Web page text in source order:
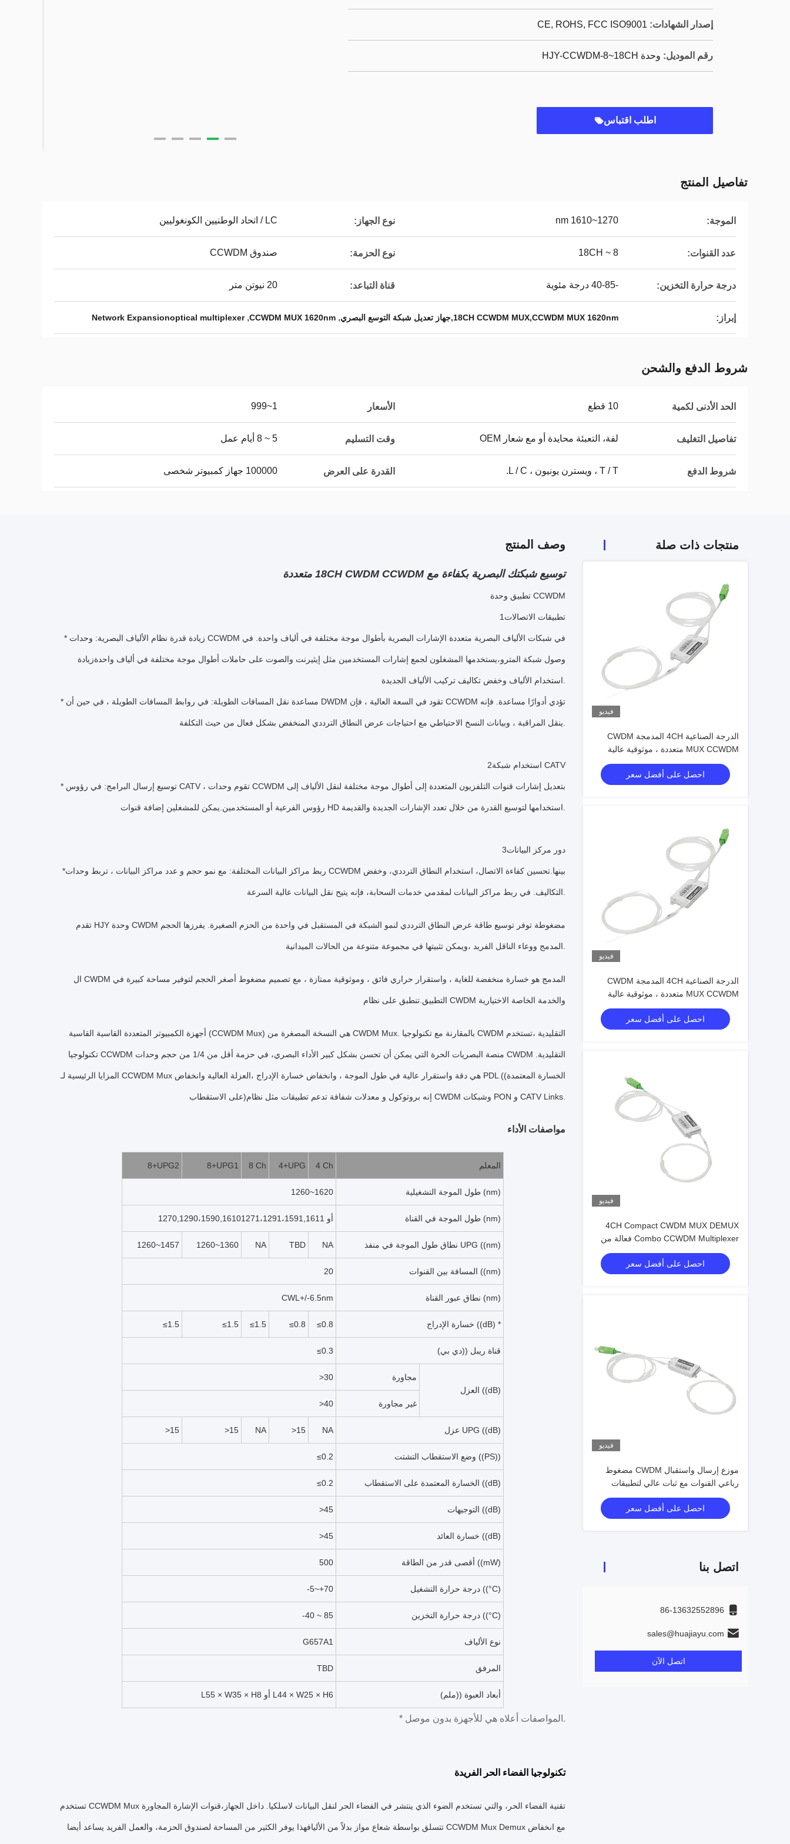
إصدار الشهادات: CE, ROHS, FCC ISO9001
رقم الموديل: وحدة HJY-CCWDM-8~18CH
اطلب اقتباس
تفاصيل المنتج
الموجة: 1270~1610 nm نوع الجهاز: LC / اتحاد الوطنيين الكونغوليين
عدد القنوات: 8 ~ 18CH نوع الحزمة: صندوق CCWDM
درجة حرارة التخزين: -40-85 درجة مئوية قناة التباعد: 20 نيوتن متر
إبراز: 18CH CCWDM MUX,CCWDM MUX 1620nm,جهاز تعديل شبكة التوسع البصري ,
CCWDM MUX 1620nm
,
Network Expansionoptical multiplexer
شروط الدفع والشحن
الحد الأدنى لكمية 10 قطع الأسعار 1~999
تفاصيل التغليف لفة، التعبئة محايدة أو مع شعار OEM وقت التسليم 5 ~ 8 أيام عمل
شروط الدفع T / T ، ويسترن يونيون ، L / C. القدرة على العرض 100000 جهاز كمبيوتر شخصى
منتجات ذات صلة
فيديو
الدرجة الصناعية 4CH المدمجة CWDM
MUX CCWDM متعددة ، موثوقية عالية
لترابطات الألياف الضوئية
احصل على أفضل سعر
فيديو
الدرجة الصناعية 4CH المدمجة CWDM
MUX CCWDM متعددة ، موثوقية عالية
لترابطات الألياف الضوئية
احصل على أفضل سعر
فيديو
4CH Compact CWDM MUX DEMUX
Combo CCWDM Multiplexer فعالة من
حيث التكلفة لأنظمة الاتصالات بالألياف
الضوئية
احصل على أفضل سعر
فيديو
موزع إرسال واستقبال CWDM مضغوط
رباعي القنوات مع ثبات عالي لتطبيقات
الاتصالات ومراكز البيانات
احصل على أفضل سعر
اتصل بنا
86-13632552896
sales@huajiayu.com
اتصل الآن
وصف المنتج
توسيع شبكتك البصرية بكفاءة مع 18CH CWDM CCWDM متعددة
تطبيق وحدة CCWDM
1تطبيقات الاتصالات
* زيادة قدرة نظام الألياف البصرية: وحدات CCWDM في شبكات الألياف البصرية متعددة الإشارات البصرية بأطوال موجة مختلفة في ألياف واحدة. في
وصول شبكة المترو،يستخدمها المشغلون لجمع إشارات المستخدمين مثل إيثيرنت والصوت على حاملات أطوال موجة مختلفة في ألياف واحدةزيادة
* مساعدة نقل المسافات الطويلة: في روابط المسافات الطويلة ، في حين أن DWDM تقود في السعة العالية ، فإن CCWDM تؤدي أدوارًا مساعدة. فإنه
2استخدام شبكة CATV
* توسيع إرسال البرامج: في رؤوس CATV ، تقوم وحدات CCWDM بتعديل إشارات قنوات التلفزيون المتعددة إلى أطوال موجة مختلفة لنقل الألياف إلى
3دور مركز البيانات
*ربط مراكز البيانات المختلفة: مع نمو حجم و عدد مراكز البيانات ، تربط وحدات CCWDM بينها.تحسين كفاءة الاتصال، استخدام النطاق الترددي، وخفض
تقدم HJY وحدة CWDM مضغوطة توفر توسيع طاقة عرض النطاق الترددي لنمو الشبكة في المستقبل في واحدة من الحزم الصغيرة. يفرزها الحجم
ال CWDM المدمج هو خسارة منخفضة للغاية ، واستقرار حراري فائق ، وموثوقية ممتازة ، مع تصميم مضغوط أصغر الحجم لتوفير مساحة كبيرة في
التطبيق.تنطبق على نظام CWDM والخدمة الخاصة الاختيارية
أجهزة الكمبيوتر المتعددة القاسية القاسية (CCWDM Mux) هي النسخة المصغرة من CWDM Mux. بالمقارنة مع تكنولوجيا CWDM التقليدية ،تستخدم
تكنولوجيا CCWDM منصة البصريات الحرة التي يمكن أن تحسن بشكل كبير الأداء البصري، في حزمة أقل من 1/4 من حجم وحدات CWDM التقليدية.
المزايا الرئيسية لـ CCWDM Mux هي دقة واستقرار عالية في طول الموجة ، وانخفاض خسارة الإدراج ،العزلة العالية وانخفاض PDL ((الخسارة المعتمدة
على الاستقطاب)إنه بروتوكول و معدلات شفافة تدعم تطبيقات مثل نظام CWDM وشبكات PON و CATV Links.
مواصفات الأداء
المعلم 4 Ch
4+UPG
8 Ch
8+UPG1
8+UPG2
طول الموجة التشغيلية (nm) 1260~1620
طول الموجة في القناة (nm) 1270,1290،1590,1610أو 1271،1291،1591,1611
نطاق طول الموجة في منفذ UPG ((nm) NA
TBD
NA
1260~1360
1260~1457
المسافة بين القنوات ((nm) 20
نطاق عبور القناة (nm) CWL+/-6.5nm
خسارة الإدراج ((dB) * ≤0.8
≤0.8
≤1.5
≤1.5
≤1.5
قناة ريبل ((دي بي) ≤0.3
العزل ((dB)
مجاورة >30
غير مجاورة >40
عزل UPG ((dB) NA
>15
NA
>15
>15
وضع الاستقطاب التشتت ((PS)) ≤0.2
الخسارة المعتمدة على الاستقطاب ((dB) ≤0.2
التوجيهات ((dB) >45
خسارة العائد ((dB) >45
أقصى قدر من الطاقة ((mW) 500
درجة حرارة التشغيل ((°C) -5~+70
درجة حرارة التخزين ((°C) -40 ~ 85
نوع الألياف G657A1
المرفق TBD
أبعاد العبوة ((ملم) L55 × W35 × H8 أو L44 × W25 × H6
* المواصفات أعلاه هي للأجهزة بدون موصل.
تكنولوجيا الفضاء الحر الفريدة
تستخدم CCWDM Mux تقنية الفضاء الحر، والتي تستخدم الضوء الذي ينتشر في الفضاء الحر لنقل البيانات لاسلكيا. داخل الجهاز،قنوات الإشارة المجاورة
تتسلق بواسطة شعاع مواز بدلاً من الأليافهذا يوفر الكثير من المساحة لصندوق الحزمة، والعمل الفريد يساعد أيضا CCWDM Mux Demux مع انخفاض